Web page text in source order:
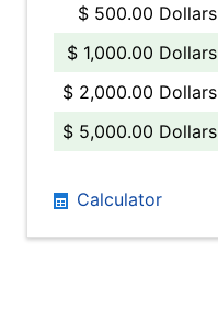
$ 500.00 Dollars
$ 1,000.00 Dollars
$ 2,000.00 Dollars
$ 5,000.00 Dollars
Calculator